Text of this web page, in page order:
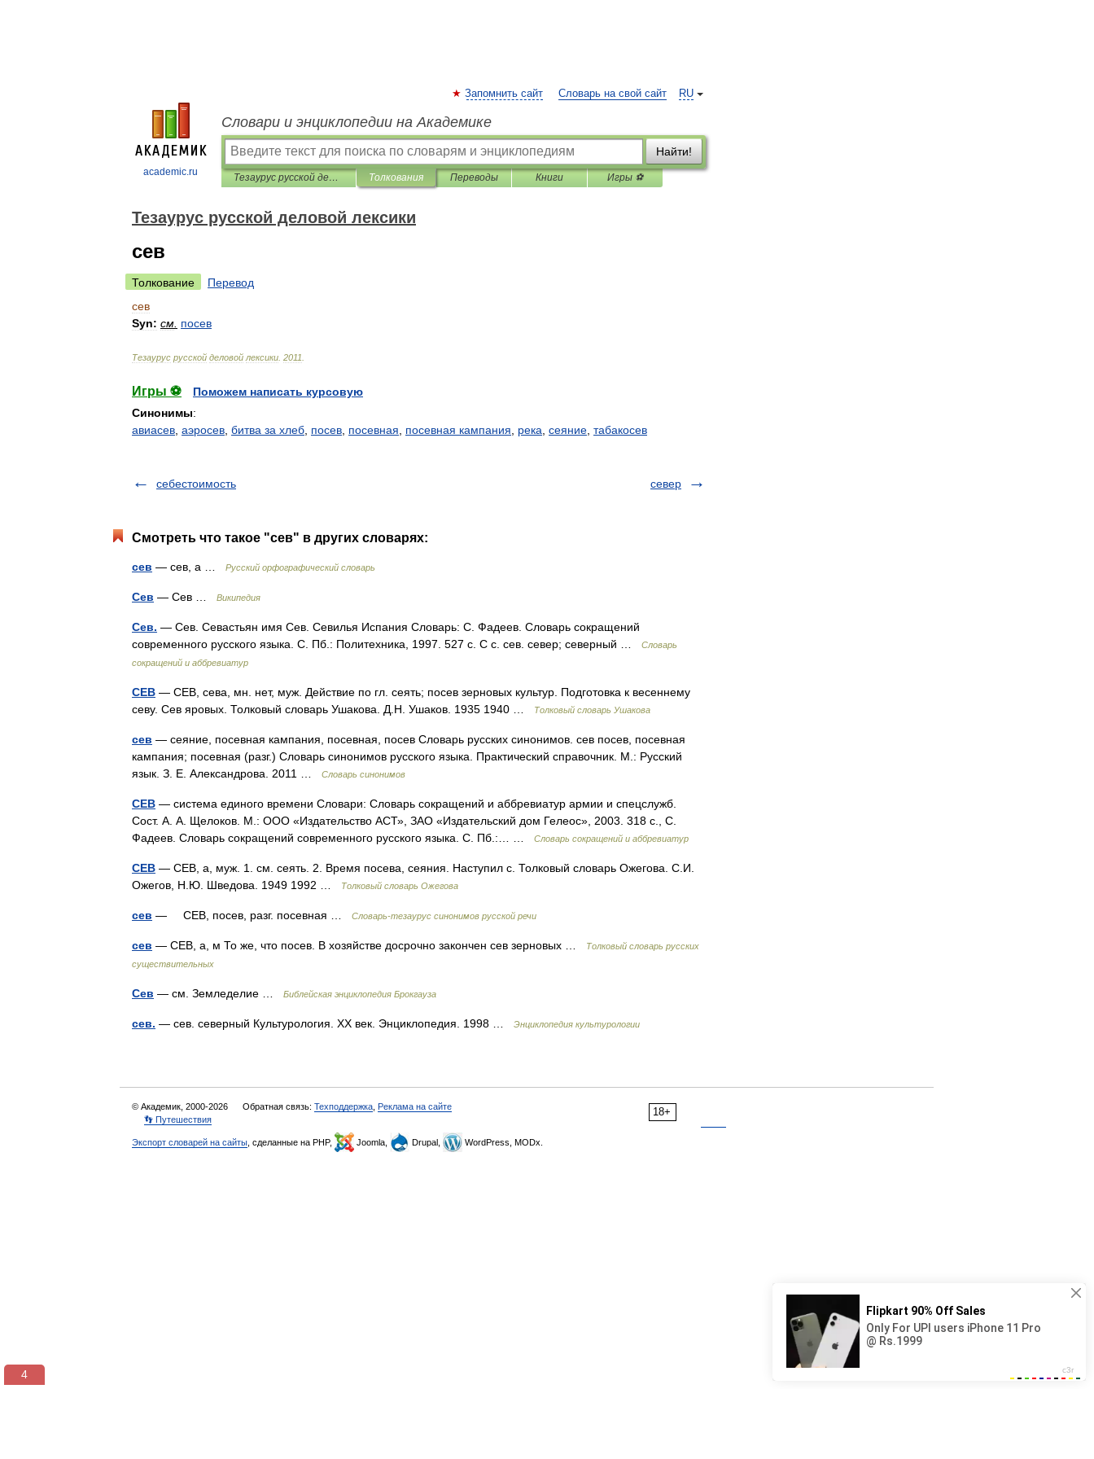
academic.ru
RU
Запомнить сайт Словарь на свой сайт
Словари и энциклопедии на Академике
Найти!
Тезаурус русской деловой лексики Толкования Переводы Книги Игры ⚽
Тезаурус русской деловой лексики
сев
Толкование
Перевод
сев
Syn: см посев
Тезаурус русской деловой лексики 2011
Игры ⚽
Поможем написать курсовую
Синонимы:
авиасев аэросев битва за хлеб посев посевная посевная кампания река сеяние табакосев
себестоимость север
Смотреть что такое "сев" в других словарях:
сев — сев, а … Русский орфографический словарь
Сев — Сев … Википедия
Сев. — Сев. Севастьян имя Сев. Севилья Испания Словарь: С. Фадеев. Словарь сокращений
современного русского языка. С. Пб.: Политехника, 1997. 527 с. С с. сев. север; северный …
Словарь
сокращений и аббревиатур
СЕВ — СЕВ, сева, мн. нет, муж. Действие по гл. сеять; посев зерновых культур. Подготовка к весеннему
севу. Сев яровых. Толковый словарь Ушакова. Д.Н. Ушаков. 1935 1940 …
Толковый словарь Ушакова
сев — сеяние, посевная кампания, посевная, посев Словарь русских синонимов. сев посев, посевная
кампания; посевная (разг.) Словарь синонимов русского языка. Практический справочник. М.: Русский
язык. З. Е. Александрова. 2011 …
Словарь синонимов
СЕВ — система единого времени Словари: Словарь сокращений и аббревиатур армии и спецслужб.
Сост. А. А. Щелоков. М.: ООО «Издательство АСТ», ЗАО «Издательский дом Гелеос», 2003. 318 с., С.
Фадеев. Словарь сокращений современного русского языка. С. Пб.:… …
Словарь сокращений и аббревиатур
СЕВ — СЕВ, а, муж. 1. см. сеять. 2. Время посева, сеяния. Наступил с. Толковый словарь Ожегова. С.И.
Ожегов, Н.Ю. Шведова. 1949 1992 …
Толковый словарь Ожегова
сев — СЕВ, посев, разг. посевная … Словарь-тезаурус синонимов русской речи
сев — СЕВ, а, м То же, что посев. В хозяйстве досрочно закончен сев зерновых …
Толковый словарь русских
существительных
Сев — см. Земледелие … Библейская энциклопедия Брокгауза
сев. — сев. северный Культурология. XX век. Энциклопедия. 1998 … Энциклопедия культурологии
18+
© Академик, 2000-2026 Обратная связь: Техподдержка Реклама на сайте
👣 Путешествия
Экспорт словарей на сайты , сделанные на PHP, Joomla, Drupal, WordPress, MODx.
3